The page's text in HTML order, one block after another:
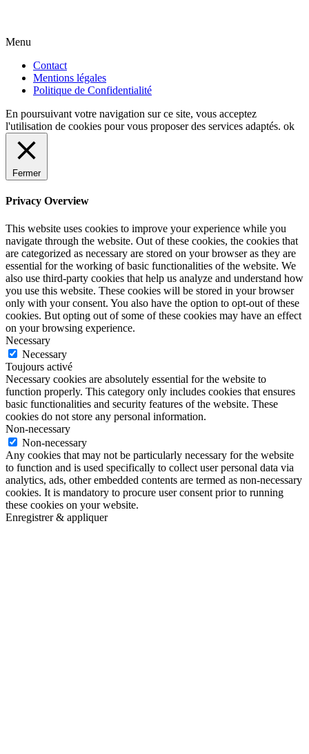
Menu
Contact
Mentions légales
Politique de Confidentialité
En poursuivant votre navigation sur ce site, vous acceptez
l'utilisation de cookies pour vous proposer des services adaptés. ok
Fermer
Privacy Overview
This website uses cookies to improve your experience while you
navigate through the website. Out of these cookies, the cookies that
are categorized as necessary are stored on your browser as they are
essential for the working of basic functionalities of the website. We
also use third-party cookies that help us analyze and understand how
you use this website. These cookies will be stored in your browser
only with your consent. You also have the option to opt-out of these
cookies. But opting out of some of these cookies may have an effect
on your browsing experience.
Necessary
Necessary
Toujours activé
Necessary cookies are absolutely essential for the website to
function properly. This category only includes cookies that ensures
basic functionalities and security features of the website. These
cookies do not store any personal information.
Non-necessary
Non-necessary
Any cookies that may not be particularly necessary for the website
to function and is used specifically to collect user personal data via
analytics, ads, other embedded contents are termed as non-necessary
cookies. It is mandatory to procure user consent prior to running
these cookies on your website.
Enregistrer & appliquer